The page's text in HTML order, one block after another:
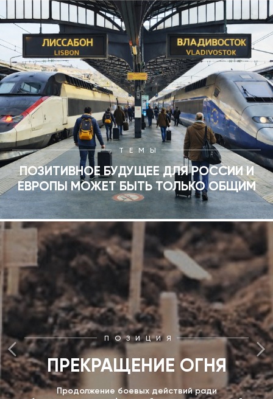
ТЕМЫ
ПОЗИТИВНОЕ БУДУЩЕЕ ДЛЯ РОССИИ И
ЕВРОПЫ МОЖЕТ БЫТЬ ТОЛЬКО ОБЩИМ
ПОЗИЦИЯ
ПРЕКРАЩЕНИЕ ОГНЯ
Продолжение боевых действий ради